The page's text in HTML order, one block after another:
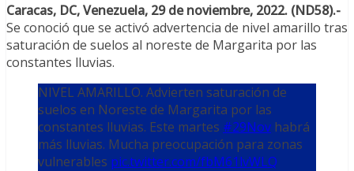
Caracas, DC, Venezuela, 29 de noviembre, 2022. (ND58).-
Se conoció que se activó advertencia de nivel amarillo tras
saturación de suelos al noreste de Margarita por las
constantes lluvias.
NIVEL AMARILLO. Advierten saturación de
suelos en Noreste de Margarita por las
constantes lluvias. Este martes #29Nov habrá
más lluvias. Mucha preocupación para zonas
vulnerables pic.twitter.com/fbM61lvWLQ